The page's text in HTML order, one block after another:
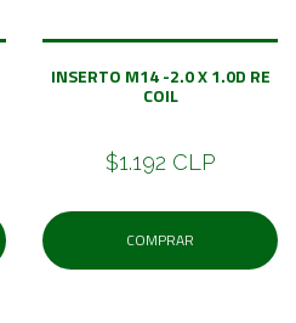
INSERTO M14 -2.0 X 1.0D RE
COIL
$1.192 CLP
COMPRAR